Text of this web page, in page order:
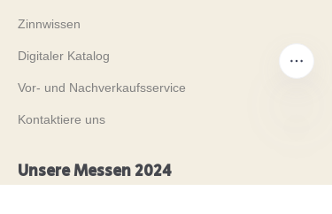
Zinnwissen
Digitaler Katalog
Vor- und Nachverkaufsservice
Kontaktiere uns
Unsere Messen 2024